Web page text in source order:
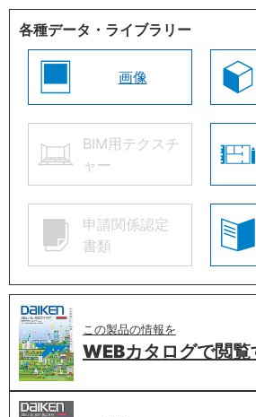
各種データ・ライブラリー
画像
BIM用テクスチ
ャー
申請関係認定
書類
この製品の情報を
WEBカタログで閲覧